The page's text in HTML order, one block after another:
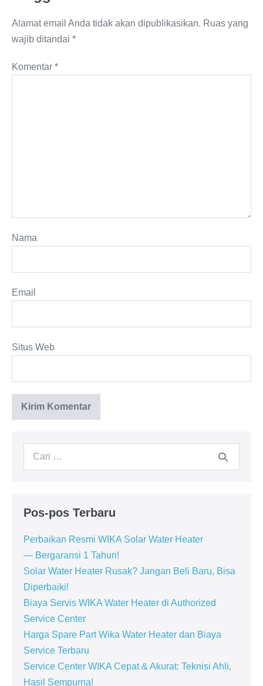
Alamat email Anda tidak akan dipublikasikan. Ruas yang
wajib ditandai *
Komentar *
Nama
Email
Situs Web
Pencarian
Pos-pos Terbaru
Perbaikan Resmi WIKA Solar Water Heater
— Bergaransi 1 Tahun!
Solar Water Heater Rusak? Jangan Beli Baru, Bisa
Diperbaiki!
Biaya Servis WIKA Water Heater di Authorized
Service Center
Harga Spare Part Wika Water Heater dan Biaya
Service Terbaru
Service Center WIKA Cepat & Akurat: Teknisi Ahli,
Hasil Sempurna!